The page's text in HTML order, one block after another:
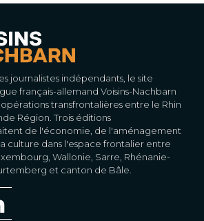
journalistes indépendants, le site
français-allemand Voisins-Nachbarn
transfrontalières entre le Rhin
Région. Trois éditions
de l'économie, de l'aménagement
culture dans l'espace frontalier entre
Wallonie, Sarre, Rhénanie-
et canton de Bâle.